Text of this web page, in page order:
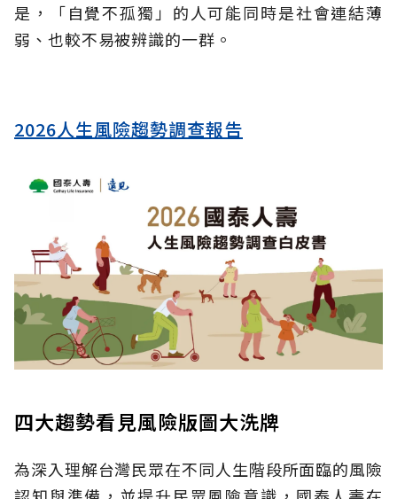
是，「自覺不孤獨」的人可能同時是社會連結薄
弱、也較不易被辨識的一群。
2026人生風險趨勢調查報告
四大趨勢看見風險版圖大洗牌
為深入理解台灣民眾在不同人生階段所面臨的風險